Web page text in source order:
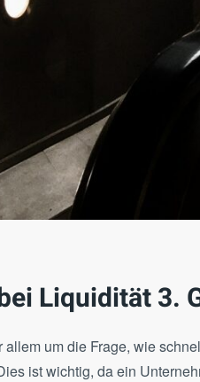
Liquidität 3.
um die Frage, wie
ist wichtig, da ein